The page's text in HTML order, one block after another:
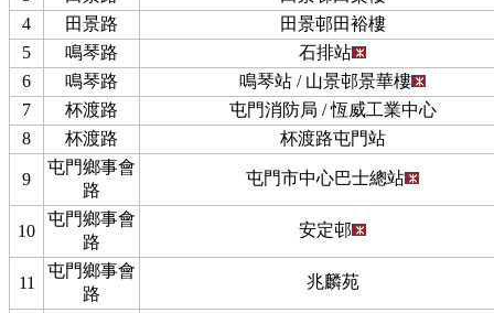
4
田景路
田景邨田裕樓
5
鳴琴路
石排站
6
鳴琴路
鳴琴站 / 山景邨景華樓
7
杯渡路
屯門消防局 / 恆威工業中心
8
杯渡路 杯渡路屯門站
9
屯門鄉事會
路
屯門市中心巴士總站
10
屯門鄉事會
路
安定邨
11
屯門鄉事會
路
兆麟苑